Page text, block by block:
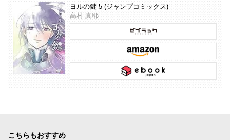
ヨルの鍵 5 (ジャンプコミックス)
高村 真耶
こちらもおすすめ